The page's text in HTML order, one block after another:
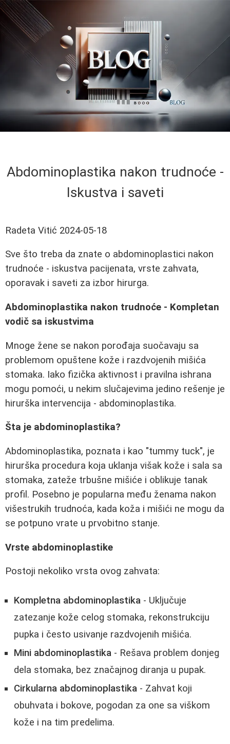
Abdominoplastika nakon trudnoće -
Iskustva i saveti
Radeta Vitić 2024-05-18
Sve što treba da znate o abdominoplastici nakon
trudnoće - iskustva pacijenata, vrste zahvata,
oporavak i saveti za izbor hirurga.
Abdominoplastika nakon trudnoće - Kompletan
vodič sa iskustvima
Mnoge žene se nakon porođaja suočavaju sa
problemom opuštene kože i razdvojenih mišića
stomaka. Iako fizička aktivnost i pravilna ishrana
mogu pomoći, u nekim slučajevima jedino rešenje je
hirurška intervencija - abdominoplastika.
Šta je abdominoplastika?
Abdominoplastika, poznata i kao "tummy tuck", je
hirurška procedura koja uklanja višak kože i sala sa
stomaka, zateže trbušne mišiće i oblikuje tanak
profil. Posebno je popularna među ženama nakon
višestrukih trudnoća, kada koža i mišići ne mogu da
se potpuno vrate u prvobitno stanje.
Vrste abdominoplastike
Postoji nekoliko vrsta ovog zahvata:
Kompletna abdominoplastika - Uključuje
zatezanje kože celog stomaka, rekonstrukciju
pupka i često usivanje razdvojenih mišića.
Mini abdominoplastika - Rešava problem donjeg
dela stomaka, bez značajnog diranja u pupak.
Cirkularna abdominoplastika - Zahvat koji
obuhvata i bokove, pogodan za one sa viškom
kože i na tim predelima.